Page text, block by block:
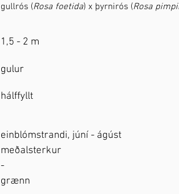
gullrós (Rosa foetida) x þyrnirós (Rosa
1,5 - 2 m
gulur
hálffyllt
einblómstrandi, júní - ágúst
meðalsterkur
-
grænn